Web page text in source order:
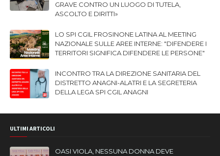
GRAVE CONTRO UN LUOGO DI TUTELA,
ASCOLTO E DIRITTI»
LO SPI CGIL FROSINONE LATINA AL MEETING
NAZIONALE SULLE AREE INTERNE: "DIFENDERE I
TERRITORI SIGNIFICA DIFENDERE LE PERSONE"
INCONTRO TRA LA DIREZIONE SANITARIA DEL
DISTRETTO ANAGNI-ALATRI E LA SEGRETERIA
DELLA LEGA SPI CGIL ANAGNI
ULTIMI ARTICOLI
OASI VIOLA, NESSUNA DONNA DEVE